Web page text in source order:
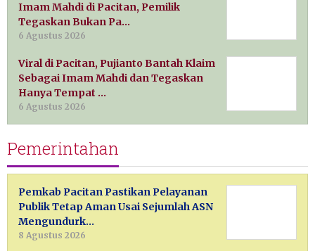
Imam Mahdi di Pacitan, Pemilik
Tegaskan Bukan Pa…
6 Agustus 2026
Viral di Pacitan, Pujianto Bantah Klaim
Sebagai Imam Mahdi dan Tegaskan
Hanya Tempat …
6 Agustus 2026
Pemerintahan
Pemkab Pacitan Pastikan Pelayanan
Publik Tetap Aman Usai Sejumlah ASN
Mengundurk…
8 Agustus 2026